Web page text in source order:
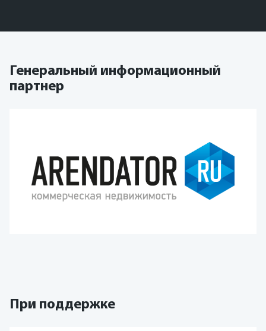
Генеральный информационный
партнер
При поддержке